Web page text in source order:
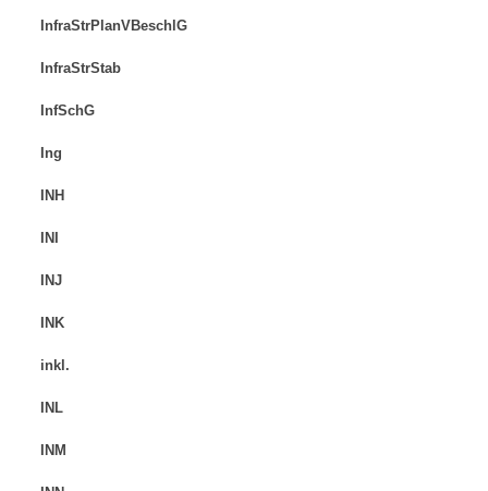
InfraStrPlanVBeschlG
InfraStrStab
InfSchG
Ing
INH
INI
INJ
INK
inkl.
INL
INM